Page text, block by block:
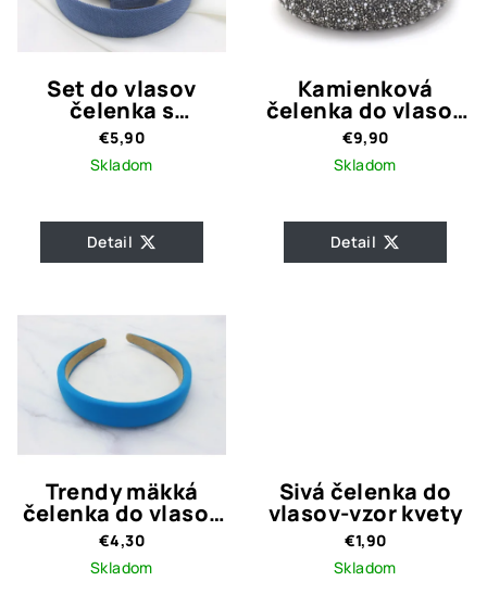
Set do vlasov
čelenka s
gumičkou / Modrá
€5,90
Skladom
Detail
Kamienková
čelenka do vlasov
Gray with Pearls
€9,90
Skladom
Detail
Trendy mäkká
čelenka do vlasov
/ tyrkysová
€4,30
Skladom
Sivá čelenka do
vlasov-vzor kvety
€1,90
Skladom